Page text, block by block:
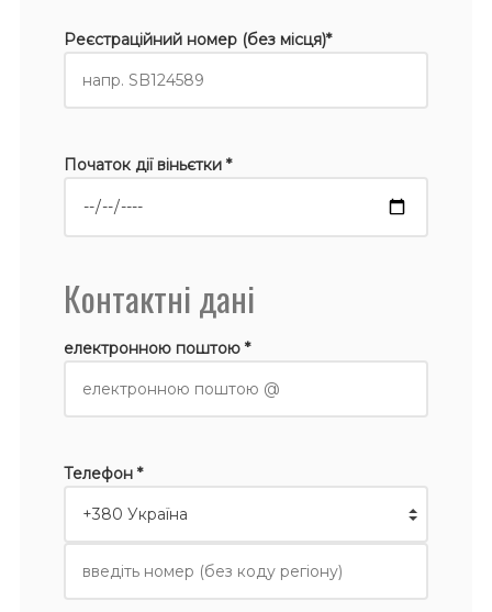
Реєстраційний номер (без місця)*
Початок дії віньєтки *
Контактні дані
електронною поштою *
Телефон *